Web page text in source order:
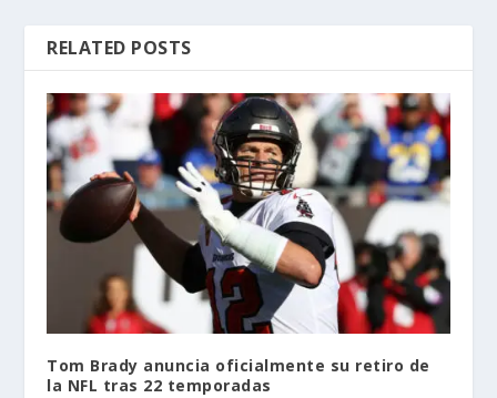
RELATED POSTS
Tom Brady anuncia oficialmente su retiro de
la NFL tras 22 temporadas